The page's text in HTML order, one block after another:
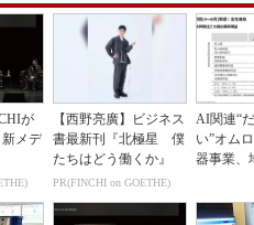
が
メデ
【西野亮廣】ビジネス
書最新刊『北極星 僕
たちはどう働くか』
PR(FINCHI on GOETHE)
AI関連“
い”オム
器事業、